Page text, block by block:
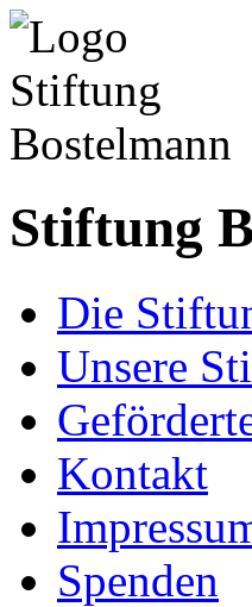
Stiftung
Die
Unsere
Kontakt
Spenden